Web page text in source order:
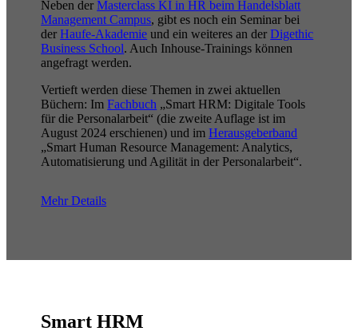
Neben derMasterclass KI in HR beim Handelsblatt
Management Campus, gibt es noch ein Seminar bei
derHaufe-Akademie und ein weiteres an derDigethic
Business School. Auch Inhouse-Trainings können
angefragt werden.
Vertieft werden diese Themen in zwei aktuellen
Büchern: ImFachbuch „Smart HRM: Digitale Tools
für die Personalarbeit“ (die zweite Auflage ist im
August 2024 erschienen) und imHerausgeberband
„Smart Human Resource Management: Analytics,
Automatisierung und Agilität in der Personalarbeit“.
Mehr Details
Smart HRM